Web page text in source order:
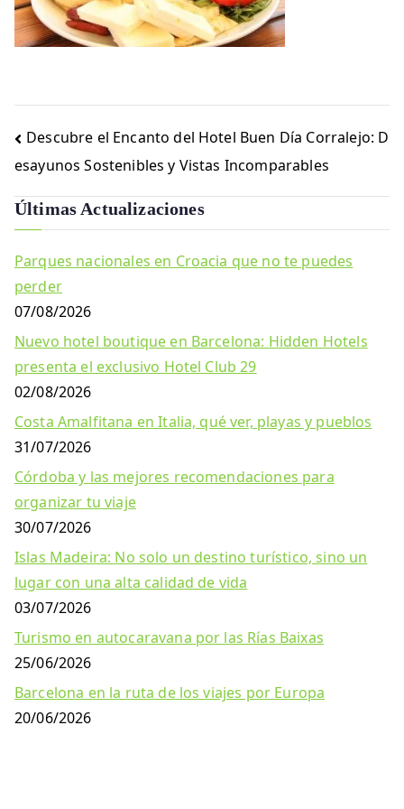
Navegación
de
entradas
Descubre el Encanto del Hotel Buen Día Corralejo: D
esayunos Sostenibles y Vistas Incomparables
Últimas Actualizaciones
Parques nacionales en Croacia que no te puedes
perder
07/08/2026
Nuevo hotel boutique en Barcelona: Hidden Hotels
presenta el exclusivo Hotel Club 29
02/08/2026
Costa Amalfitana en Italia, qué ver, playas y pueblos
31/07/2026
Córdoba y las mejores recomendaciones para
organizar tu viaje
30/07/2026
Islas Madeira: No solo un destino turístico, sino un
lugar con una alta calidad de vida
03/07/2026
Turismo en autocaravana por las Rías Baixas
25/06/2026
Barcelona en la ruta de los viajes por Europa
20/06/2026